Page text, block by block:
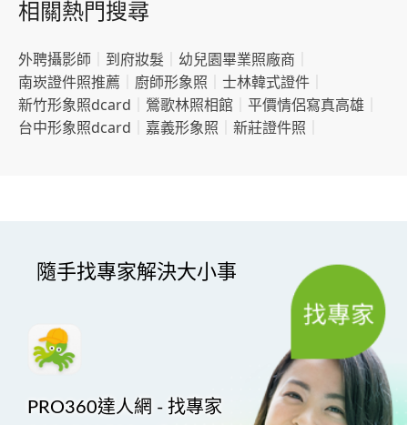
相關熱門搜尋
外聘攝影師 到府妝髮 幼兒園畢業照廠商
南崁證件照推薦
廚師形象照 士林韓式證件
新竹形象照dcard
鶯歌林照相館 平價情侶寫真高雄
台中形象照dcard
嘉義形象照 新莊證件照
隨手找專家解決大小事
PRO360達人網 - 找專家